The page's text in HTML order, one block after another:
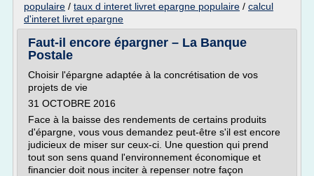
populaire / taux d interet livret epargne populaire / calcul
d'interet livret epargne
Faut-il encore épargner – La Banque
Postale
Choisir l'épargne adaptée à la concrétisation de vos
projets de vie
31 OCTOBRE 2016
Face à la baisse des rendements de certains produits
d'épargne, vous vous demandez peut-être s'il est encore
judicieux de miser sur ceux-ci. Une question qui prend
tout son sens quand l'environnement économique et
financier doit nous inciter à repenser notre façon